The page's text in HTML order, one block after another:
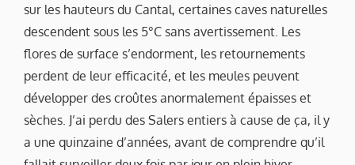
sur les hauteurs du Cantal, certaines caves naturelles
descendent sous les 5°C sans avertissement. Les
flores de surface s’endorment, les retournements
perdent de leur efficacité, et les meules peuvent
développer des croûtes anormalement épaisses et
sèches. J’ai perdu des Salers entiers à cause de ça, il y
a une quinzaine d’années, avant de comprendre qu’il